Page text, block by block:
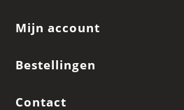
Mijn account
Bestellingen
Contact